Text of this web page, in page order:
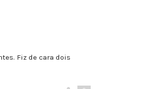
Fiz de cara dois